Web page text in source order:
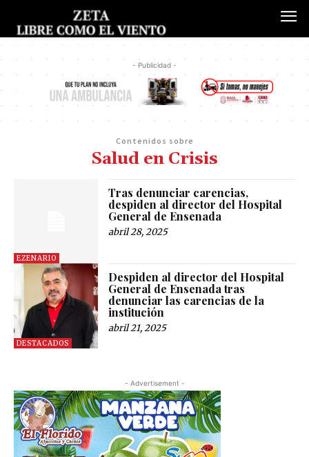
- Publicidad -
Contenidos sobre
Salud en Crisis
EZENARIO
Tras denunciar carencias,
despiden al director del Hospital
General de Ensenada
abril 28, 2025
DESTACADOS
Despiden al director del Hospital
General de Ensenada tras
denunciar las carencias de la
institución
abril 21, 2025
- Advertisement -